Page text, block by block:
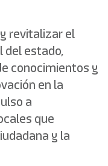
revitalizar el
estado,
conocimientos y
en la
a
que
y la